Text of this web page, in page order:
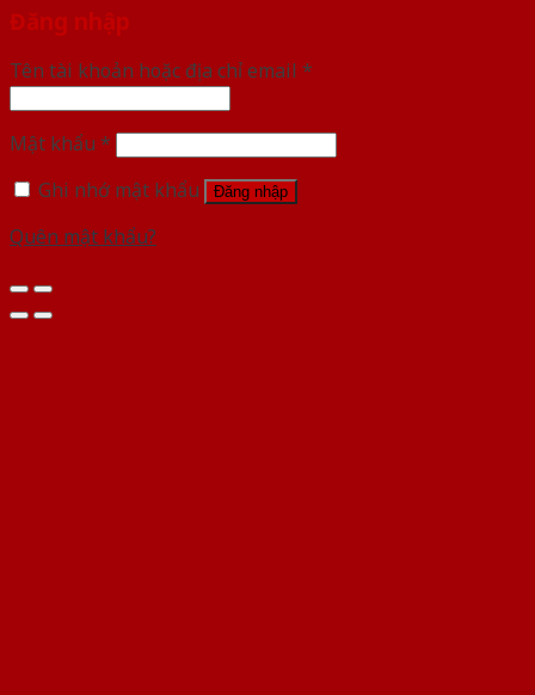
Đăng nhập
Tên tài khoản hoặc địa chỉ email *
Mật khẩu *
Ghi nhớ mật khẩu
Đăng nhập
Quên mật khẩu?